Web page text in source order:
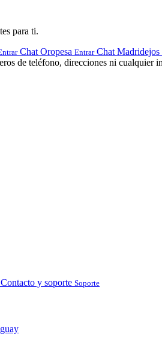
para ti.
Chat Oropesa Entrar Chat Madridejos
de teléfono, direcciones ni cualquier
Contacto y soporte Soporte